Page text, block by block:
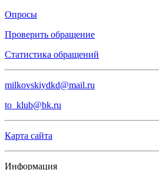
Опросы
Проверить обращение
Статистика обращений
milkovskiydkd@mail.ru
to_klub@bk.ru
Карта сайта
Информация